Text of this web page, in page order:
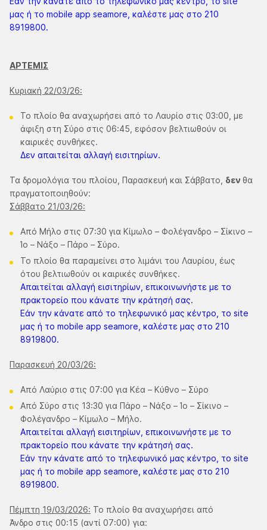
μας ή το mobile app seamore, καλέστε μας στο 210
8919800.
ΑΡΤΕΜΙΣ
Κυριακή 22/03/26:
Το πλοίο θα αναχωρήσει από το Λαυρίο στις 03:00, με
άφιξη στη Σύρο στις 06:45, εφόσον βελτιωθούν οι
καιρικές συνθήκες.
Δεν απαιτείται αλλαγή εισιτηρίων.
Τα δρομολόγια του πλοίου, Παρασκευή και Σάββατο, δεν θα
πραγματοποιηθούν:
Σάββατο 21/03/26:
Από Μήλο στις 07:30 για Κίμωλο – Φολέγανδρο – Σίκινο –
Ίο – Νάξο – Πάρο – Σύρο.
Το πλοίο θα παραμείνει στο λιμάνι του Λαυρίου, έως
ότου βελτιωθούν οι καιρικές συνθήκες.
Απαιτείται αλλαγή εισιτηρίων, επικοινωνήστε με το
πρακτορείο που κάνατε την κράτησή σας.
Εάν την κάνατε από το τηλεφωνικό μας κέντρο, το site
μας ή το mobile app seamore, καλέστε μας στο 210
8919800.
Παρασκευή 20/03/26:
Από Λαύριο στις 07:00 για Κέα – Κύθνο – Σύρο
Από Σύρο στις 13:30 για Πάρο – Νάξο – Ίο – Σίκινο –
Φολέγανδρο – Κίμωλο – Μήλο.
Απαιτείται αλλαγή εισιτηρίων, επικοινωνήστε με το
πρακτορείο που κάνατε την κράτησή σας.
Εάν την κάνατε από το τηλεφωνικό μας κέντρο, το site
μας ή το mobile app seamore, καλέστε μας στο 210
8919800.
Πέμπτη 19/03/2026: Το πλοίο θα αναχωρήσει από
Άνδρο στις 00:15 (αντί 07:00) για: